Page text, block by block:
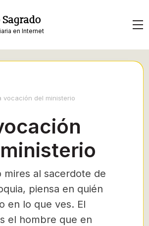
en Internet
vocación del ministerio
mires al sacerdote de
piensa en quién
en lo que ves. El
el hombre que en